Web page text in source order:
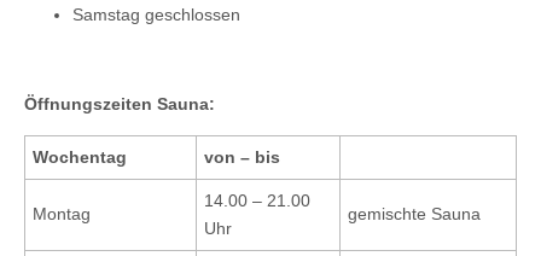
Samstag geschlossen
Öffnungszeiten Sauna:
Wochentag von – bis
Montag
14.00 – 21.00
Uhr
gemischte Sauna